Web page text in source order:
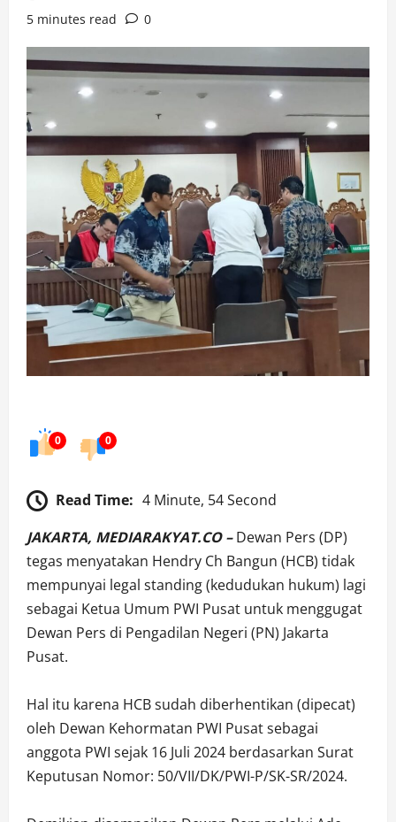
5 minutes read
0
0 0
Read Time: 4 Minute, 54 Second
JAKARTA, MEDIARAKYAT.CO – Dewan Pers (DP)
tegas menyatakan Hendry Ch Bangun (HCB) tidak
mempunyai legal standing (kedudukan hukum) lagi
sebagai Ketua Umum PWI Pusat untuk menggugat
Dewan Pers di Pengadilan Negeri (PN) Jakarta
Pusat.
Hal itu karena HCB sudah diberhentikan (dipecat)
oleh Dewan Kehormatan PWI Pusat sebagai
anggota PWI sejak 16 Juli 2024 berdasarkan Surat
Keputusan Nomor: 50/VII/DK/PWI-P/SK-SR/2024.